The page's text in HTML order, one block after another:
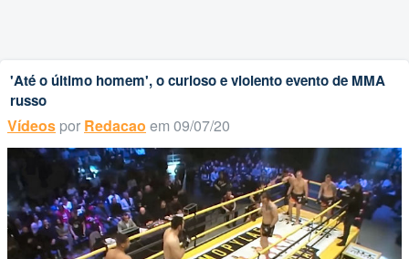
'Até o último homem', o curioso e violento evento de MMA
russo
Vídeos por Redacao em 09/07/20